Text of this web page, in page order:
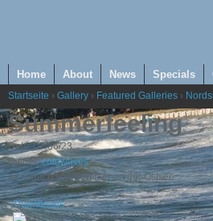
Home About News Specials
Startseite › Gallery › Featured Galleries ›
Summerfeeling
Date: 07/06/23
Owner:coldwaves
ein Hauch von Sommer an der Ostsee
Thumbnails